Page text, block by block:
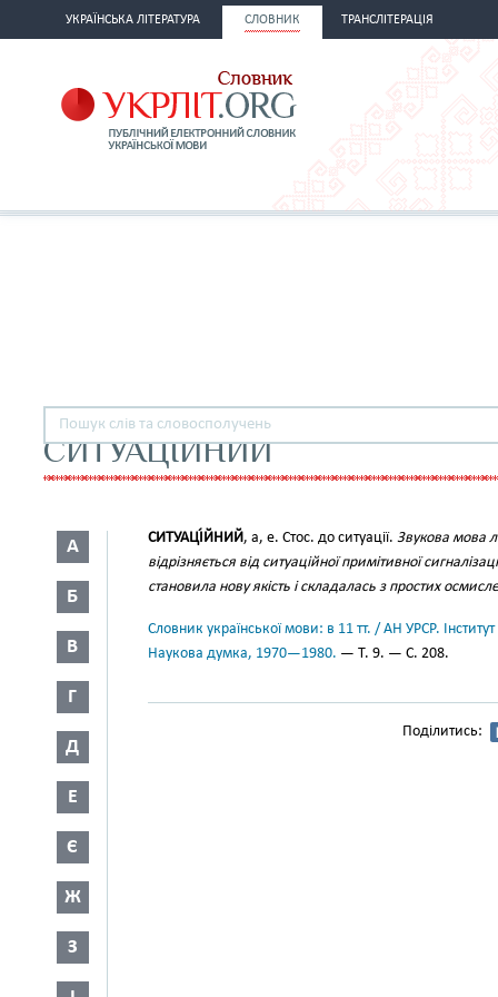
УКРАЇНСЬКА ЛІТЕРАТУРА СЛОВНИК ТРАНСЛІТЕРАЦІЯ
СИТУАЦІЙНИЙ
А
Б
В
Г
Д
Е
Є
Ж
З
СИТУАЦІ́ЙНИЙ, а, е. Стос. до ситуації. Звукова мова
відрізняється від ситуаційної примітивної
становила нову якість і складалась з простих
Словник української мови: в 11 тт. / АН УРСР.
Наукова думка, 1970—1980. — Т. 9. — С. 208.
Поділитись: